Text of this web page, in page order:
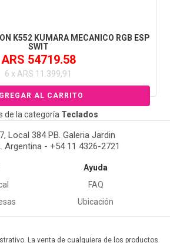
K552 KUMARA MECANICO RGB ESP
SWIT
ARS 54719.58
6 x ARS 11.399,91
de la categoría Teclados
Local 384 PB. Galeria Jardin
Argentina - +54 11 4326-2721
Ayuda
FAQ
Ubicación
La venta de cualquiera de los productos